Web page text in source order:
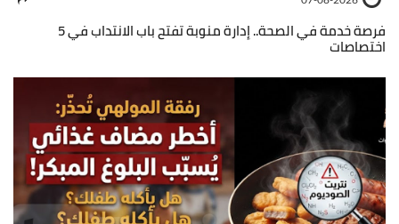
فرصة خدمة في الصحة.. إدارة منوبة تفتح باب الانتداب في 5
اختصاصات